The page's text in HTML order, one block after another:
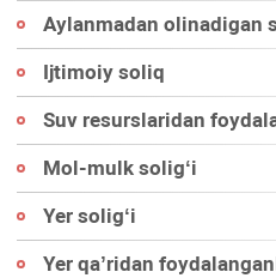
Aylanmadan olinadigan
Ijtimoiy soliq
Suv resurslaridan
Mol-mulk soligʻi
Yer soligʻi
Yer qa’ridan